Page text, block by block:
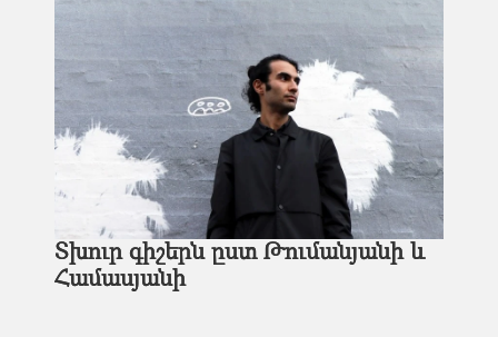
Տխուր գիշերն ըստ Թումանյանի և
Համասյանի